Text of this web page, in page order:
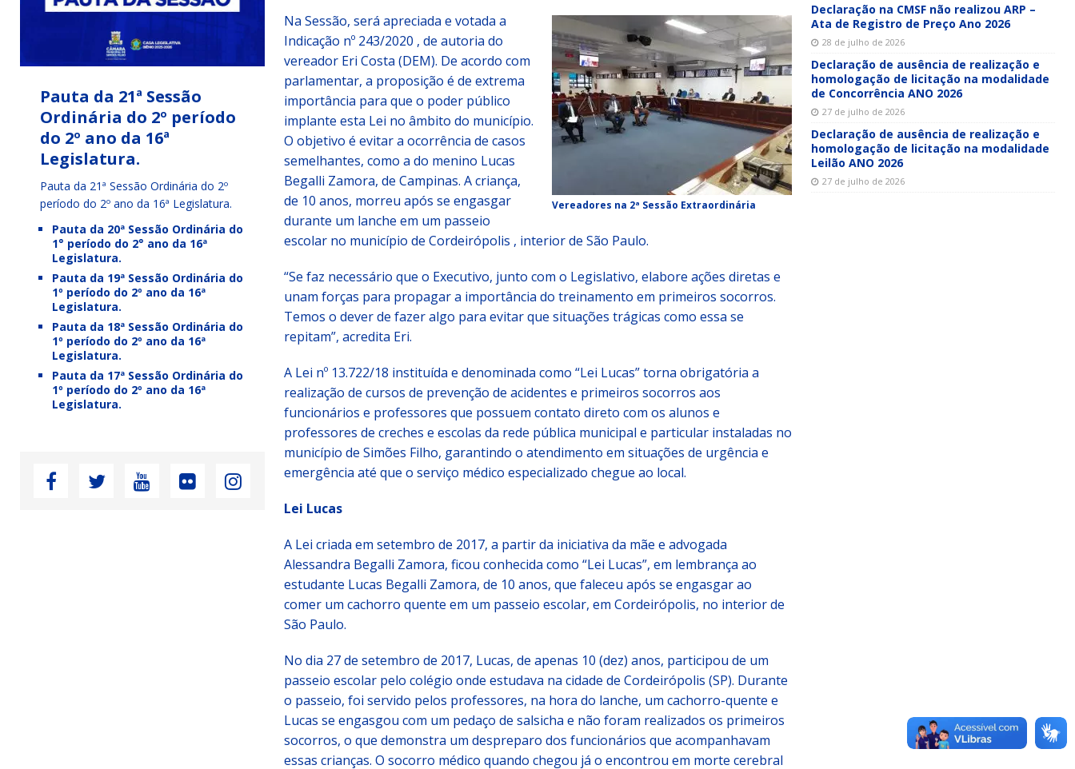
Vereadores na 2ª Sessão Extraordinária
Na Sessão, será apreciada e votada a
Indicação nº 243/2020 , de autoria do
vereador Eri Costa (DEM). De acordo com
parlamentar, a proposição é de extrema
importância para que o poder público
implante esta Lei no âmbito do município.
O objetivo é evitar a ocorrência de casos
semelhantes, como a do menino Lucas
Begalli Zamora, de Campinas. A criança,
de 10 anos, morreu após se engasgar
durante um lanche em um passeio
escolar no município de Cordeirópolis , interior de São Paulo.
“Se faz necessário que o Executivo, junto com o Legislativo, elabore ações diretas e
unam forças para propagar a importância do treinamento em primeiros socorros.
Temos o dever de fazer algo para evitar que situações trágicas como essa se
repitam”, acredita Eri.
A Lei nº 13.722/18 instituída e denominada como “Lei Lucas” torna obrigatória a
realização de cursos de prevenção de acidentes e primeiros socorros aos
funcionários e professores que possuem contato direto com os alunos e
professores de creches e escolas da rede pública municipal e particular instaladas no
município de Simões Filho, garantindo o atendimento em situações de urgência e
emergência até que o serviço médico especializado chegue ao local.
Lei Lucas
A Lei criada em setembro de 2017, a partir da iniciativa da mãe e advogada
Alessandra Begalli Zamora, ficou conhecida como “Lei Lucas”, em lembrança ao
estudante Lucas Begalli Zamora, de 10 anos, que faleceu após se engasgar ao
comer um cachorro quente em um passeio escolar, em Cordeirópolis, no interior de
São Paulo.
No dia 27 de setembro de 2017, Lucas, de apenas 10 (dez) anos, participou de um
passeio escolar pelo colégio onde estudava na cidade de Cordeirópolis (SP). Durante
o passeio, foi servido pelos professores, na hora do lanche, um cachorro-quente e
Lucas se engasgou com um pedaço de salsicha e não foram realizados os primeiros
socorros, o que demonstra um despreparo dos funcionários que acompanhavam
essas crianças. O socorro médico quando chegou já o encontrou em morte cerebral
Pauta da 21ª Sessão
Ordinária do 2º período
do 2º ano da 16ª
Legislatura.
Pauta da 21ª Sessão Ordinária do 2º
período do 2º ano da 16ª Legislatura.
Pauta da 20ª Sessão Ordinária do
1° período do 2° ano da 16ª
Legislatura.
Pauta da 19ª Sessão Ordinária do
1º período do 2º ano da 16ª
Legislatura.
Pauta da 18ª Sessão Ordinária do
1º período do 2º ano da 16ª
Legislatura.
Pauta da 17ª Sessão Ordinária do
1º período do 2º ano da 16ª
Legislatura.
Declaração na CMSF não realizou ARP –
Ata de Registro de Preço Ano 2026
28 de julho de 2026
Declaração de ausência de realização e
homologação de licitação na modalidade
de Concorrência ANO 2026
27 de julho de 2026
Declaração de ausência de realização e
homologação de licitação na modalidade
Leilão ANO 2026
27 de julho de 2026